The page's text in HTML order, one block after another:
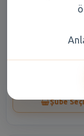
Sabun
Şube